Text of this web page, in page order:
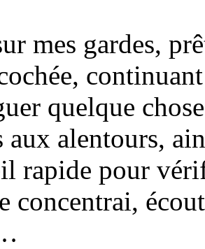
mes gardes,
quelque
aux alentours,
rapide pour
concentrai,